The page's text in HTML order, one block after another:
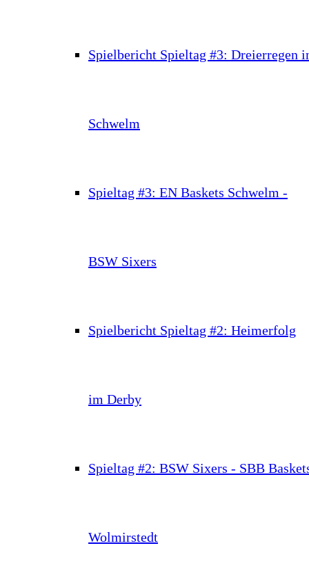
Spielbericht Spieltag #3: Dreierregen
Schwelm
Spieltag #3: EN Baskets Schwelm -
BSW Sixers
Spielbericht Spieltag #2: Heimerfolg
im Derby
Spieltag #2: BSW Sixers - SBB
Wolmirstedt